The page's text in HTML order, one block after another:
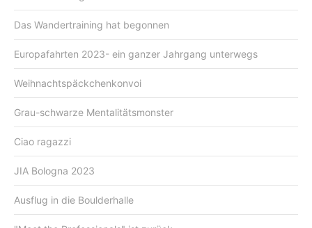
Das Wandertraining hat begonnen
Europafahrten 2023- ein ganzer Jahrgang unterwegs
Weihnachtspäckchenkonvoi
Grau-schwarze Mentalitätsmonster
Ciao ragazzi
JIA Bologna 2023
Ausflug in die Boulderhalle